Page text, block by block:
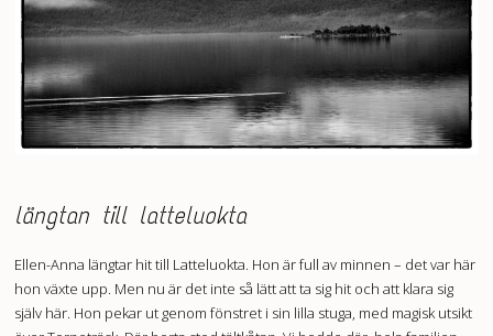
längtan till latteluokta
Ellen-Anna längtar hit till Latteluokta. Hon är full av minnen – det var här
hon växte upp. Men nu är det inte så lätt att ta sig hit och att klara sig
själv här. Hon pekar ut genom fönstret i sin lilla stuga, med magisk utsikt